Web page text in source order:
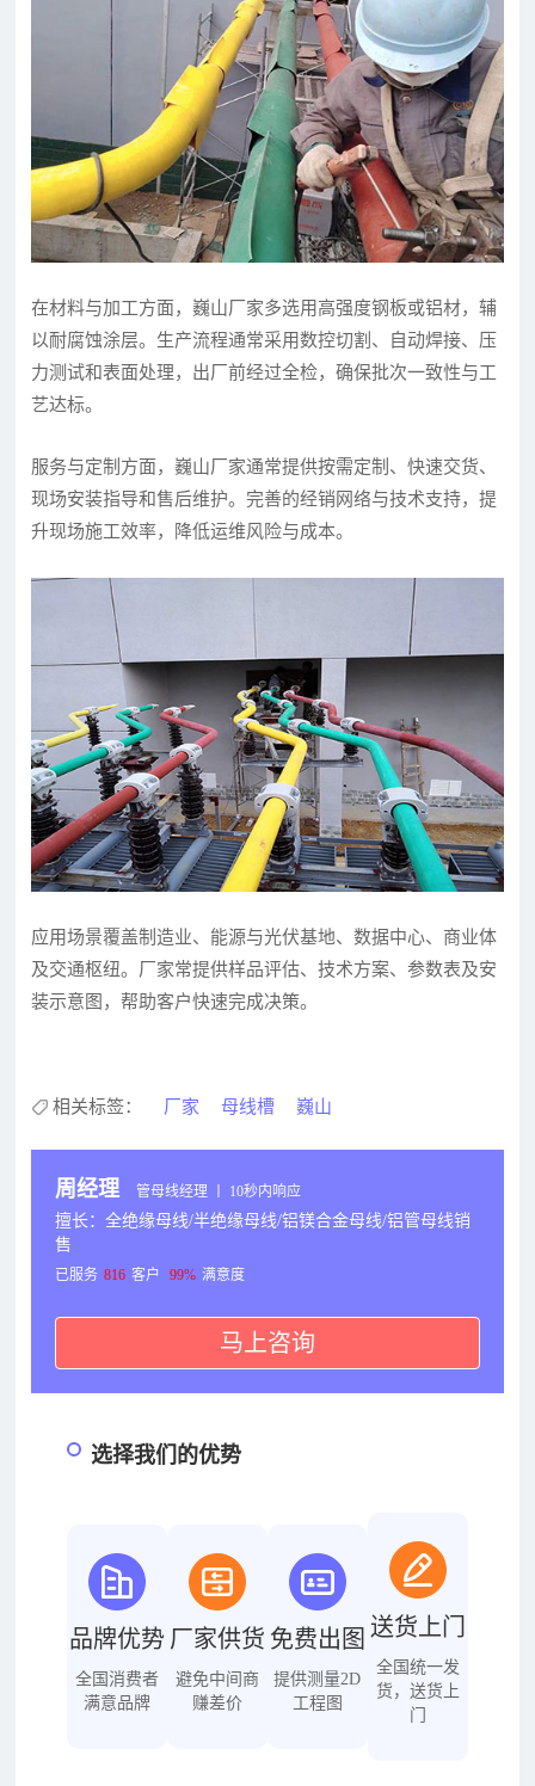
在材料与加工方面，巍山厂家多选用高强度钢板或铝材，辅
以耐腐蚀涂层。生产流程通常采用数控切割、自动焊接、压
力测试和表面处理，出厂前经过全检，确保批次一致性与工
艺达标。
服务与定制方面，巍山厂家通常提供按需定制、快速交货、
现场安装指导和售后维护。完善的经销网络与技术支持，提
升现场施工效率，降低运维风险与成本。
应用场景覆盖制造业、能源与光伏基地、数据中心、商业体
及交通枢纽。厂家常提供样品评估、技术方案、参数表及安
装示意图，帮助客户快速完成决策。
相关标签： 厂家 母线槽 巍山
周经理 管母线经理 丨 10秒内响应
擅长：全绝缘母线/半绝缘母线/铝镁合金母线/铝管母线销
售
已服务 816 客户 99% 满意度
马上咨询
选择我们的优势
品牌优势
全国消费者
满意品牌
厂家供货
避免中间商
赚差价
免费出图
提供测量2D
工程图
送货上门
全国统一发
货，送货上
门